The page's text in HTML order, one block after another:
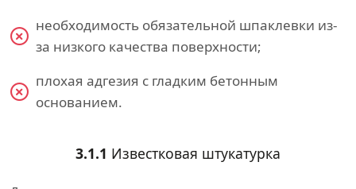
необходимость обязательной шпаклевки из-
за низкого качества поверхности;
плохая адгезия с гладким бетонным
основанием.
3.1.1 Известковая штукатурка